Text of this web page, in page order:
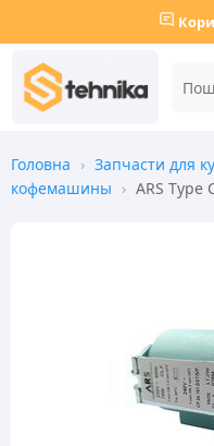
Головна › Запчасти для
кофемашины › ARS Type